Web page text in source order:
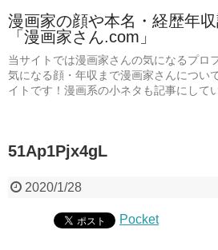
漫画家の顔や本名・経歴年
「漫画家さん.com」
当サイトでは漫画家さんの気になるプロ
気になる顔・年収まで漫画家さんについ
イトです！漫画系の小ネタも記事にして
51Ap1Pjx4gL
2020/1/28
Pocket